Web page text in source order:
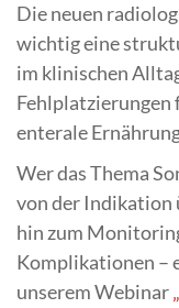
Die neuen
wichtig eine
im klinischen
Fehlplatzierungen
enterale
Wer das Thema
von der Indikation
hin zum
Komplikationen –
unserem Webinar